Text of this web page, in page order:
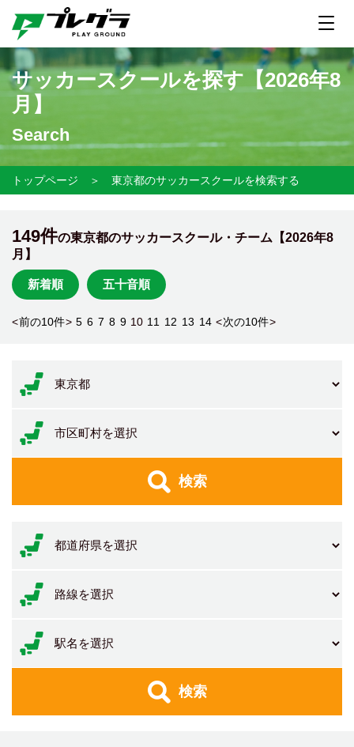
サッカースクールを探す【2026年8
月】
Search
トップページ ＞ 東京都のサッカースクールを検索する
149件の東京都のサッカースクール・チーム【2026年8
月】
新着順 五十音順
<前の10件> 5 6 7 8 9 10 11 12 13 14 <次の10件>
検索
検索